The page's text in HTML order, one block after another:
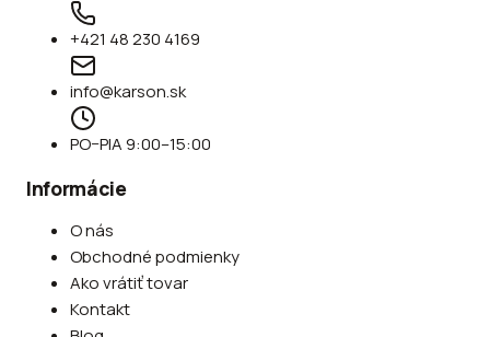
+421 48 230 4169
info@karson.sk
PO–PIA 9:00–15:00
Informácie
O nás
Obchodné podmienky
Ako vrátiť tovar
Kontakt